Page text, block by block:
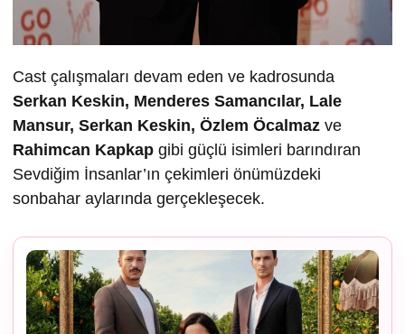
Cast çalışmaları devam eden ve kadrosunda
Serkan Keskin, Menderes Samancılar, Lale
Mansur, Serkan Keskin, Özlem Öcalmaz ve
Rahimcan Kapkap gibi güçlü isimleri barındıran
Sevdiğim İnsanlar’ın çekimleri önümüzdeki
sonbahar aylarında gerçekleşecek.